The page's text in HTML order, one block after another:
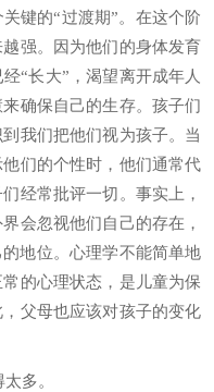
键的“过渡期”。在这个阶
强。因为他们的身体发育
“长大”，渴望离开成年人
确保自己的生存。孩子们
我们把他们视为孩子。当
们的个性时，他们通常代
经常批评一切。事实上，
会忽视他们自己的存在，
地位。心理学不能简单地
的心理状态，是儿童为保
父母也应该对孩子的变化
多。